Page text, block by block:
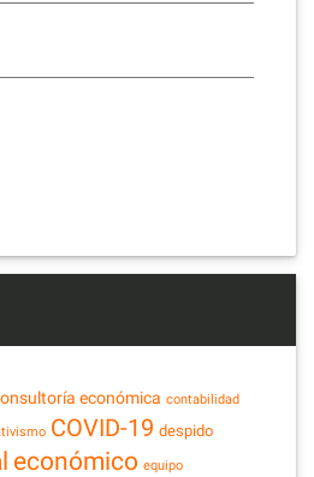
económica contabilidad
COVID-19 despido
económico equipo